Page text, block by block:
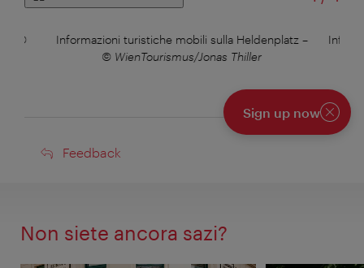
© Informazioni turistiche mobili sulla Heldenplatz–
© WienTourismus/Jonas Thiller
Feedback
Feedback
Sign up now
Chiudi
Non siete ancora sazi?